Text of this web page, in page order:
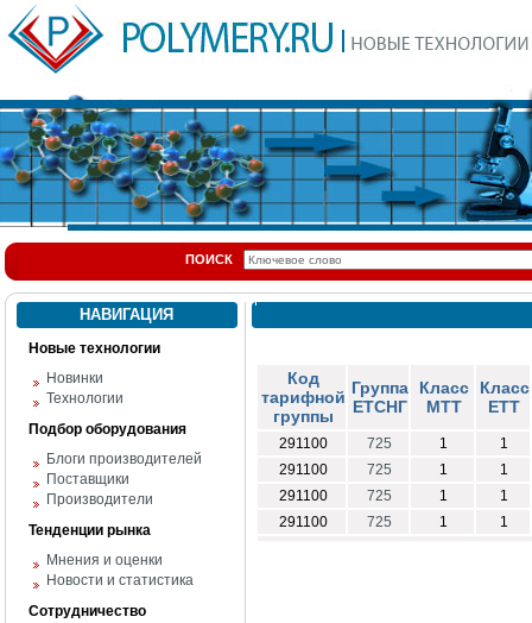
ПОИСК
НАВИГАЦИЯ
Новые технологии
Новинки
Технологии
Подбор оборудования
Блоги производителей
Поставщики
Производители
Тенденции рынка
Мнения и оценки
Новости и статистика
Сотрудничество
Код
тарифной
группы
Группа
ЕТСНГ
Класс
МТТ
Класс
ЕТТ
291100 725 1
1
291100
725 1
1
291100
725 1
1
291100
725 1 1